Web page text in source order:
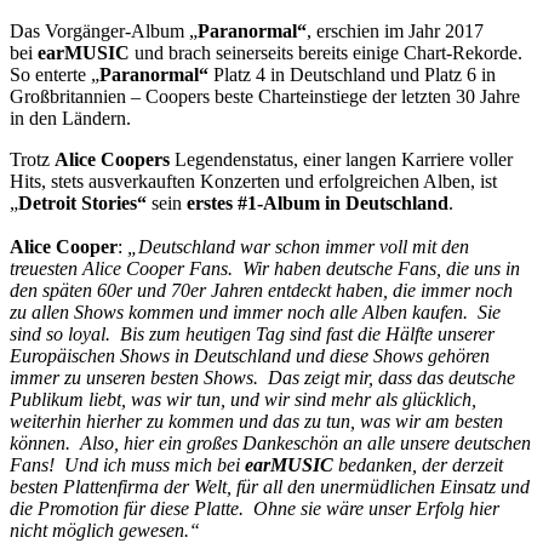
Das Vorgänger-Album „Paranormal“, erschien im Jahr 2017
bei earMUSIC und brach seinerseits bereits einige Chart-Rekorde.
So enterte „Paranormal“ Platz 4 in Deutschland und Platz 6 in
Großbritannien – Coopers beste Charteinstiege der letzten 30 Jahre
in den Ländern.
Trotz Alice Coopers Legendenstatus, einer langen Karriere voller
Hits, stets ausverkauften Konzerten und erfolgreichen Alben, ist
„Detroit Stories“ sein erstes #1-Album in Deutschland.
Alice Cooper:
„Deutschland war schon immer voll mit den
treuesten Alice Cooper Fans. Wir haben deutsche Fans, die uns in
den späten 60er und 70er Jahren entdeckt haben, die immer noch
zu allen Shows kommen und immer noch alle Alben kaufen. Sie
sind so loyal. Bis zum heutigen Tag sind fast die Hälfte unserer
Europäischen Shows in Deutschland und diese Shows gehören
immer zu unseren besten Shows. Das zeigt mir, dass das deutsche
Publikum liebt, was wir tun, und wir sind mehr als glücklich,
weiterhin hierher zu kommen und das zu tun, was wir am besten
können. Also, hier ein großes Dankeschön an alle unsere deutschen
Fans! Und ich muss mich bei earMUSIC bedanken, der derzeit
besten Plattenfirma der Welt, für all den unermüdlichen Einsatz und
die Promotion für diese Platte. Ohne sie wäre unser Erfolg hier
nicht möglich gewesen.“